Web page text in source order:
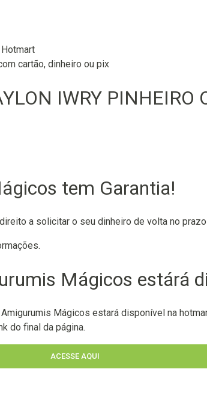
cartão, dinheiro ou pix
IWRY PINHEIRO
tem Garantia!
a solicitar o seu dinheiro de volta no
Mágicos estárá
Mágicos estará disponível na
do final da página.
ACESSE AQUI